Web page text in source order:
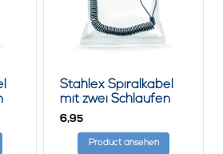
Stahlex Spiralkabel
mit zwei Schlaufen
5m
6,95
Product ansehen